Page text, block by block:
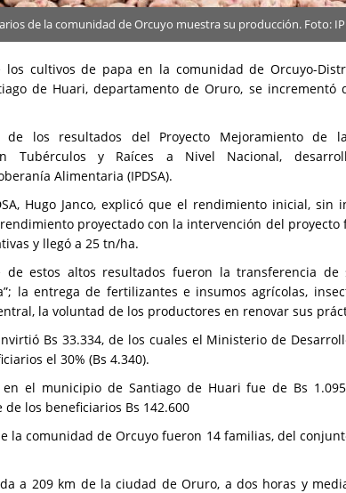
de la comunidad de Orcuyo muestra su producción. Foto:
los cultivos de papa en la comunidad de Orcuyo-
de Huari, departamento de Oruro, se incrementó
los resultados del Proyecto Mejoramiento de
Tubérculos y Raíces a Nivel Nacional,
Alimentaria (IPDSA).
Hugo Janco, explicó que el rendimiento inicial, sin
proyectado con la intervención del
y llegó a 25 tn/ha.
de estos altos resultados fueron la transferencia
la entrega de fertilizantes e insumos agrícolas,
la voluntad de los productores en renovar sus
Bs 33.334, de los cuales el Ministerio de
el 30% (Bs 4.340).
el municipio de Santiago de Huari fue de Bs
de los beneficiarios Bs 142.600
la comunidad de Orcuyo fueron 14 familias, del
a 209 km de la ciudad de Oruro, a dos horas y